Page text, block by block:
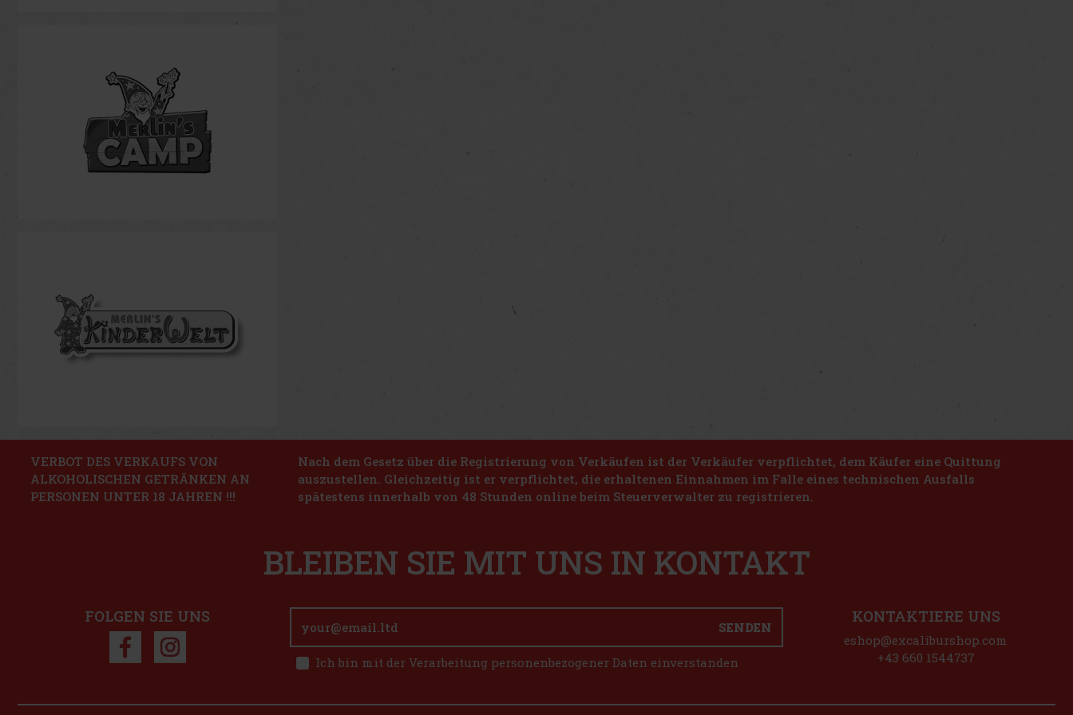
VERBOT DES VERKAUFS VON
ALKOHOLISCHEN GETRÄNKEN AN
PERSONEN UNTER 18 JAHREN !!!
Nach dem Gesetz über die Registrierung von Verkäufen ist der Verkäufer verpflichtet, dem Käufer eine Quittung
auszustellen. Gleichzeitig ist er verpflichtet, die erhaltenen Einnahmen im Falle eines technischen Ausfalls
spätestens innerhalb von 48 Stunden online beim Steuerverwalter zu registrieren.
BLEIBEN SIE MIT UNS IN KONTAKT
FOLGEN SIE UNS
SENDEN
Ich bin mit der Verarbeitung personenbezogener Daten einverstanden
KONTAKTIERE UNS
eshop@excaliburshop.com
+43 660 1544737